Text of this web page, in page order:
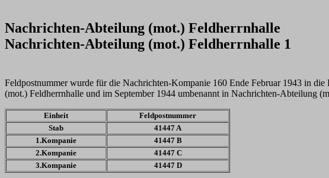
Nachrichten-Abteilung (mot.) Feldherrnhalle
Nachrichten-Abteilung (mot.) Feldherrnhalle 1
Feldpostnummer wurde für die Nachrichten-Kompanie 160 Ende Februar 1943 in
(mot.) Feldherrnhalle und im September 1944 umbenannt in Nachrichten-Abteilung
Einheit
Feldpostnummer
Stab
41447 A
1.Kompanie
41447 B
2.Kompanie
41447 C
3.Kompanie
41447 D